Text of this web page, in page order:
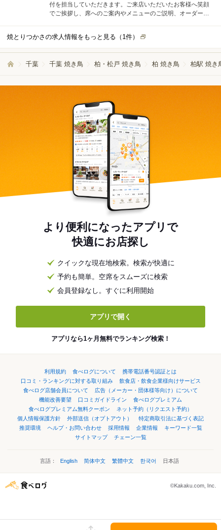
付を担当していただきます。ご来店いただいたお客様へ笑顔
でご挨拶し、席へのご案内やメニューのご説明、オーダーの
けなどもお任せします。 ＊当店は手書きオーダーなので留学
生は聞き取りと素早い手書きが出来る日本語力が求められま
す。ピークタイムでもスタッフ同士で協力しながら分担して
合いながら、チームワークを大切にしています。 入社後は、
ながら丁寧に指導いたします。困ったことや分からないこと
はすぐに質問できる環境なので、初めての方も安心してスタ
ートできます。
焼とりつかさの求人情報をもっと見る（ 1件）
千葉 千葉 焼き鳥 柏・松戸 焼き鳥 柏 焼き鳥 柏駅 焼き
より便利になったアプリで
快適にお店探し
クイックな現在地検索。検索が快適に
予約も簡単。空席をスムーズに検索
会員登録なし。すぐに利用開始
アプリで開く
アプリなら1ヶ月無料でランキング検索！
利用規約 食べログについて
携帯電話番号認証とは
口コミ・ランキングに対する取り組み
飲食店・飲食企業様向けサービス
食べログ店舗会員について
広告（メーカー・団体様等向け）について
機能改善要望
口コミガイドライン
食べログプレミアム
食べログプレミアム無料クーポン
ネット予約（リクエスト予約）
個人情報保護方針
外部送信（オプトアウト）
特定商取引法に基づく表記
推奨環境
ヘルプ・お問い合わせ 採用情報 企業情報
キーワード一覧
サイトマップ
チェーン一覧
言語： English 简体中文 繁體中文 한국어 日本語
©Kakaku.com, Inc.